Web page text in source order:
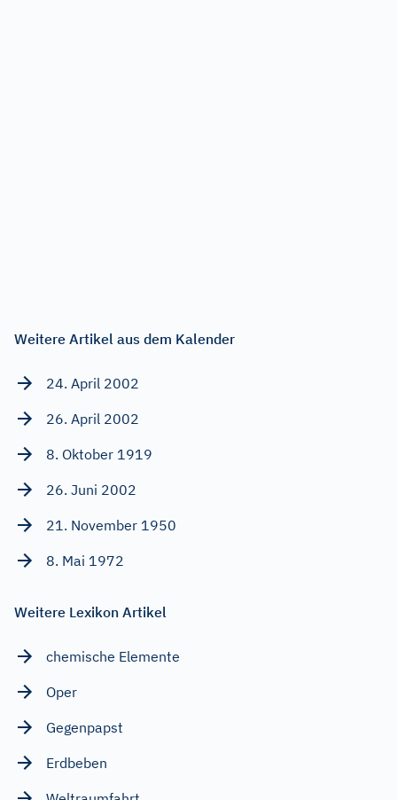
Weitere Artikel aus dem Kalender
24. April 2002
26. April 2002
8. Oktober 1919
26. Juni 2002
21. November 1950
8. Mai 1972
Weitere Lexikon Artikel
chemische Elemente
Oper
Gegenpapst
Erdbeben